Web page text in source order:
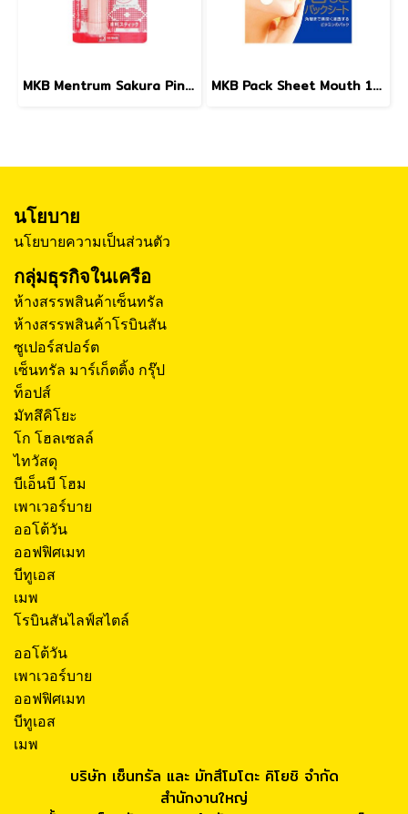
MKB Mentrum Sakura Pink Lip SPF12 3.5g. MKB Pack Sheet Mouth 10sheets
นโยบาย
นโยบายความเป็นส่วนตัว
กลุ่มธุรกิจในเครือ
ห้างสรรพสินค้าเซ็นทรัล
ห้างสรรพสินค้าโรบินสัน
ซูเปอร์สปอร์ต
เซ็นทรัล มาร์เก็ตติ้ง กรุ๊ป
ท็อปส์
มัทสึคิโยะ
โก โฮลเซลล์
ไทวัสดุ
บีเอ็นบี โฮม
เพาเวอร์บาย
ออโต้วัน
ออฟฟิศเมท
บีทูเอส
เมพ
โรบินสันไลฟ์สไตล์
ออโต้วัน
เพาเวอร์บาย
ออฟฟิศเมท
บีทูเอส
เมพ
บริษัท เซ็นทรัล และ มัทสึโมโตะ คิโยชิ จำกัด
สำนักงานใหญ่